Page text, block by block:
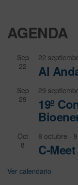
AGENDA
Sep
22
22
Al
Sep
29
29
19º
Oct
8
8 octubre -
C-
Ver calendario